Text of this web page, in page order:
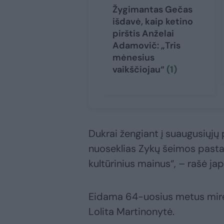
Žygimantas Gečas
išdavė, kaip ketino
pirštis Anželai
Adamovič: „Tris
mėnesius
vaikščiojau“ (1)
Dukrai žengiant į
nuoseklias Zykų šeimos
kultūrinius mainus“, – rašė
Eidama 64-uosius metus
Lolita Martinonytė.